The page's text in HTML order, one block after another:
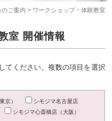
ご案内 > ワークショップ・体験教室
室 開催情報
てください。複数の項目を選択
京）
シモジマ名古屋店
シモジマ心斎橋店（大阪）